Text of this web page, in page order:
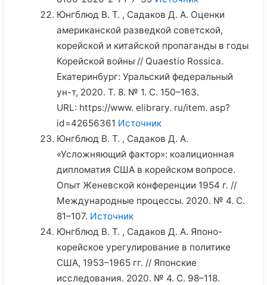
Юнгблюд В. Т. , Садаков Д. А. Оценки
американской разведкой советской,
корейской и китайской пропаганды в годы
Корейской войны // Quaestio Rossica.
Екатеринбург: Уральский федеральный
ун-т, 2020. Т. 8. № 1. С. 150–163.
URL: https://www. elibrary. ru/item. asp?
id=42656361 Источник
Юнгблюд В. Т. , Садаков Д. А.
«Усложняющий фактор»: коалиционная
дипломатия США в корейском вопросе.
Опыт Женевской конференции 1954 г. //
Международные процессы. 2020. № 4. С.
81–107. Источник
Юнгблюд В. Т. , Садаков Д. А. Японо-
корейское урегулирование в политике
США, 1953–1965 гг. // Японские
исследования. 2020. № 4. С. 98–118.